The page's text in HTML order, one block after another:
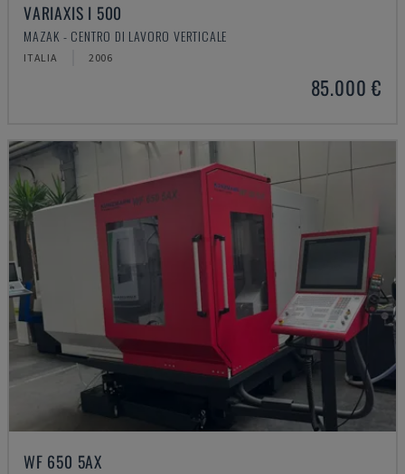
VARIAXIS I 500
MAZAK - CENTRO DI LAVORO VERTICALE
ITALIA 2006
85.000 €
WF 650 5AX